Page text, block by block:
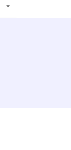
arrow_drop_down